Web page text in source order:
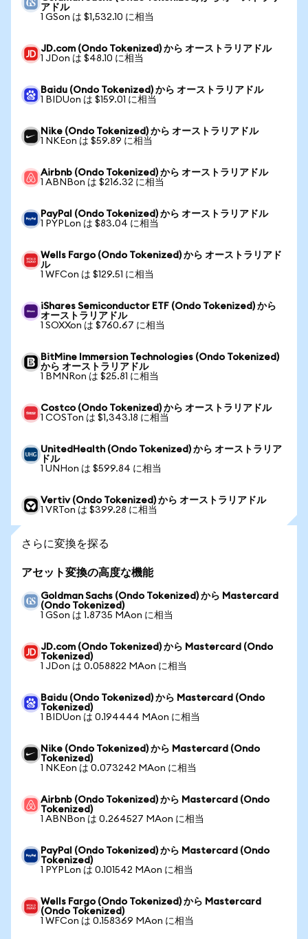
アドル
1 GSon は $1,532.10 に相当
JD.com (Ondo Tokenized) から オーストラリアドル
1 JDon は $48.10 に相当
Baidu (Ondo Tokenized) から オーストラリアドル
1 BIDUon は $159.01 に相当
Nike (Ondo Tokenized) から オーストラリアドル
1 NKEon は $59.89 に相当
Airbnb (Ondo Tokenized) から オーストラリアドル
1 ABNBon は $216.32 に相当
PayPal (Ondo Tokenized) から オーストラリアドル
1 PYPLon は $83.04 に相当
Wells Fargo (Ondo Tokenized) から オーストラリアド
ル
1 WFCon は $129.51 に相当
iShares Semiconductor ETF (Ondo Tokenized) から
オーストラリアドル
1 SOXXon は $760.67 に相当
BitMine Immersion Technologies (Ondo Tokenized)
から オーストラリアドル
1 BMNRon は $25.81 に相当
Costco (Ondo Tokenized) から オーストラリアドル
1 COSTon は $1,343.18 に相当
UnitedHealth (Ondo Tokenized) から オーストラリア
ドル
1 UNHon は $599.84 に相当
Vertiv (Ondo Tokenized) から オーストラリアドル
1 VRTon は $399.28 に相当
さらに変換を探る
アセット変換の高度な機能
Goldman Sachs (Ondo Tokenized) から Mastercard
(Ondo Tokenized)
1 GSon は 1.8735 MAon に相当
JD.com (Ondo Tokenized) から Mastercard (Ondo
Tokenized)
1 JDon は 0.058822 MAon に相当
Baidu (Ondo Tokenized) から Mastercard (Ondo
Tokenized)
1 BIDUon は 0.194444 MAon に相当
Nike (Ondo Tokenized) から Mastercard (Ondo
Tokenized)
1 NKEon は 0.073242 MAon に相当
Airbnb (Ondo Tokenized) から Mastercard (Ondo
Tokenized)
1 ABNBon は 0.264527 MAon に相当
PayPal (Ondo Tokenized) から Mastercard (Ondo
Tokenized)
1 PYPLon は 0.101542 MAon に相当
Wells Fargo (Ondo Tokenized) から Mastercard
(Ondo Tokenized)
1 WFCon は 0.158369 MAon に相当